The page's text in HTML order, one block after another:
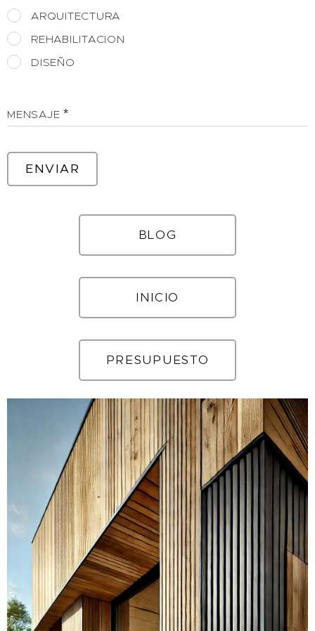
ARQUITECTURA
REHABILITACION
DISEÑO
MENSAJE
ENVIAR
BLOG
INICIO
PRESUPUESTO